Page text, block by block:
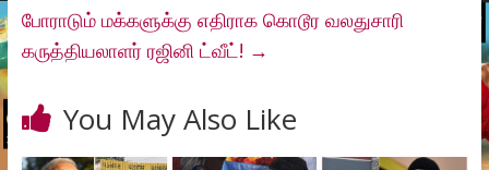
போராடும் மக்களுக்கு எதிராக கொடூர வலதுசாரி
கருத்தியலாளர் ரஜினி ட்வீட்! →
You May Also Like